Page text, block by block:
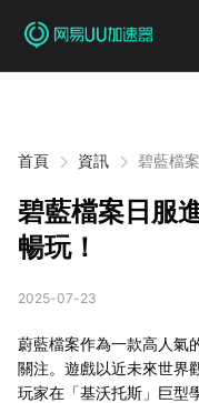
首頁 資訊 碧藍檔
碧藍檔案日服
暢玩！
2025-07-23
蔚藍檔案作為一款高人氣
關注。遊戲以近未來世界
玩家在「基沃托斯」巨型